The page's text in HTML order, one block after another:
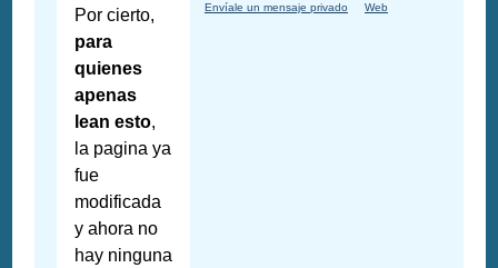
Por cierto,
para
quienes
apenas
lean esto,
la pagina ya
fue
modificada
y ahora no
hay ninguna
Envíale un mensaje privado Web